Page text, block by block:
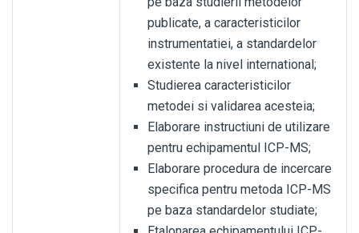
publicate, a caracteristicilor
instrumentatiei, a standardelor
existente la nivel international;
Studierea caracteristicilor
metodei si validarea acesteia;
Elaborare instructiuni de utilizare
pentru echipamentul ICP-MS;
Elaborare procedura de incercare
specifica pentru metoda ICP-MS
pe baza standardelor studiate;